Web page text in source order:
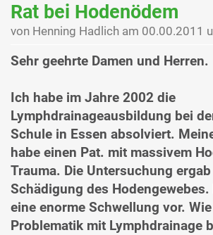
Rat bei Hodenödem
von Henning Hadlich am 00.00.2011
Sehr geehrte Damen und Herren.
Ich habe im Jahre 2002 die
Lymphdrainageausbildung bei
Schule in Essen absolviert.
habe einen Pat. mit massivem
Trauma. Die Untersuchung
Schädigung des
eine enorme Schwellung vor.
Problematik mit Lymphdrainage